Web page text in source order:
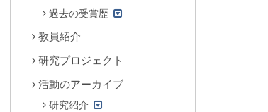
過去の受賞歴
教員紹介
研究プロジェクト
活動のアーカイブ
研究紹介